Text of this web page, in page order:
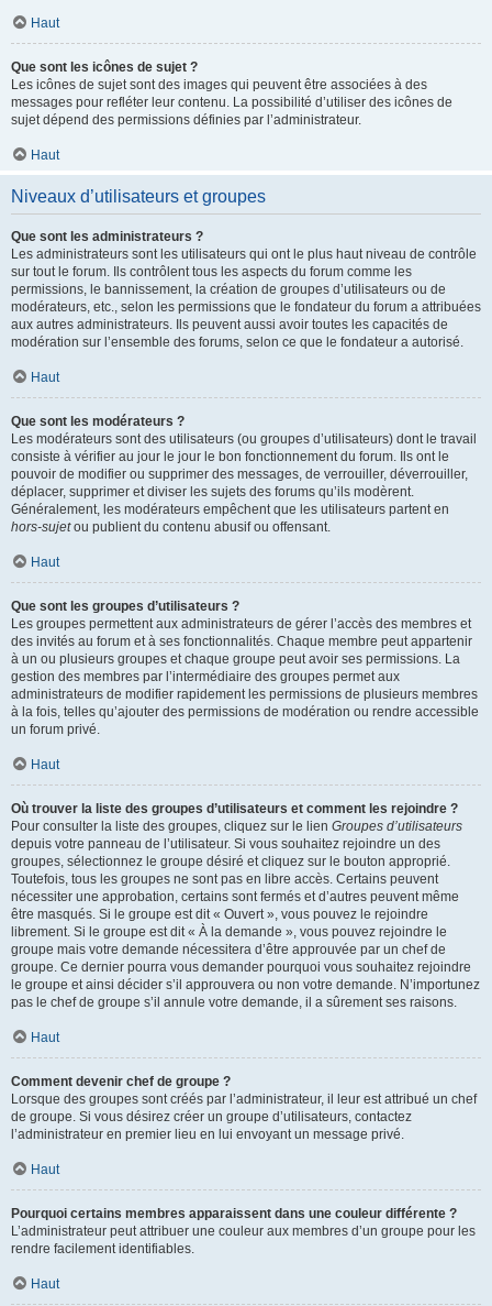
Haut
Que sont les icônes de sujet ?
Les icônes de sujet sont des images qui peuvent être associées à des
messages pour refléter leur contenu. La possibilité d’utiliser des icônes de
sujet dépend des permissions définies par l’administrateur.
Haut
Niveaux d’utilisateurs et groupes
Que sont les administrateurs ?
Les administrateurs sont les utilisateurs qui ont le plus haut niveau de contrôle
sur tout le forum. Ils contrôlent tous les aspects du forum comme les
permissions, le bannissement, la création de groupes d’utilisateurs ou de
modérateurs, etc., selon les permissions que le fondateur du forum a attribuées
aux autres administrateurs. Ils peuvent aussi avoir toutes les capacités de
modération sur l’ensemble des forums, selon ce que le fondateur a autorisé.
Haut
Que sont les modérateurs ?
Les modérateurs sont des utilisateurs (ou groupes d’utilisateurs) dont le travail
consiste à vérifier au jour le jour le bon fonctionnement du forum. Ils ont le
pouvoir de modifier ou supprimer des messages, de verrouiller, déverrouiller,
déplacer, supprimer et diviser les sujets des forums qu’ils modèrent.
Généralement, les modérateurs empêchent que les utilisateurs partent en
hors-sujetou publient du contenu abusif ou offensant.
Haut
Que sont les groupes d’utilisateurs ?
Les groupes permettent aux administrateurs de gérer l’accès des membres et
des invités au forum et à ses fonctionnalités. Chaque membre peut appartenir
à un ou plusieurs groupes et chaque groupe peut avoir ses permissions. La
gestion des membres par l’intermédiaire des groupes permet aux
administrateurs de modifier rapidement les permissions de plusieurs membres
à la fois, telles qu’ajouter des permissions de modération ou rendre accessible
un forum privé.
Haut
Où trouver la liste des groupes d’utilisateurs et comment les rejoindre ?
Pour consulter la liste des groupes, cliquez sur le lien Groupes d’utilisateurs
depuis votre panneau de l’utilisateur. Si vous souhaitez rejoindre un des
groupes, sélectionnez le groupe désiré et cliquez sur le bouton approprié.
Toutefois, tous les groupes ne sont pas en libre accès. Certains peuvent
nécessiter une approbation, certains sont fermés et d’autres peuvent même
être masqués. Si le groupe est dit « Ouvert », vous pouvez le rejoindre
librement. Si le groupe est dit « À la demande », vous pouvez rejoindre le
groupe mais votre demande nécessitera d’être approuvée par un chef de
groupe. Ce dernier pourra vous demander pourquoi vous souhaitez rejoindre
le groupe et ainsi décider s’il approuvera ou non votre demande. N’importunez
pas le chef de groupe s’il annule votre demande, il a sûrement ses raisons.
Haut
Comment devenir chef de groupe ?
Lorsque des groupes sont créés par l’administrateur, il leur est attribué un chef
de groupe. Si vous désirez créer un groupe d’utilisateurs, contactez
l’administrateur en premier lieu en lui envoyant un message privé.
Haut
Pourquoi certains membres apparaissent dans une couleur différente ?
L’administrateur peut attribuer une couleur aux membres d’un groupe pour les
rendre facilement identifiables.
Haut